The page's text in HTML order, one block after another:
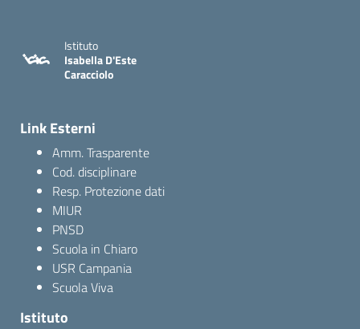
Istituto
Isabella D'Este
Caracciolo
Link Esterni
Amm. Trasparente
Cod. disciplinare
Resp. Protezione dati
MIUR
PNSD
Scuola in Chiaro
USR Campania
Scuola Viva
Istituto